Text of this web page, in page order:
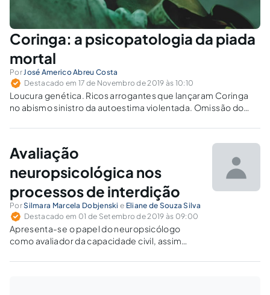
Coringa: a psicopatologia da piada
mortal
PorJosé Americo Abreu Costa
Destacado em 17 de Novembro de 2019 às 10:10
Loucura genética. Ricos arrogantes que lançaram Coringa
no abismo sinistro da autoestima violentada. Omissão do
combinação mais propícia para desencadear o
apoderamento da psique por uma doença mental de base
orgânica?
Avaliação
neuropsicológica nos
processos de interdição
PorSilmara Marcela Dobjenski e Eliane de Souza Silva
Destacado em 01 de Setembro de 2019 às 09:00
Apresenta-se o papel do neuropsicólogo
como avaliador da capacidade civil, assim
neuropsicológica em casos de interdição